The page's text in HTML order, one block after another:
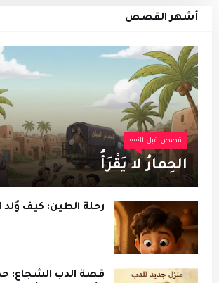
أشهر القصص
قصص قبل النوم
الحِمارُ لا يَقْرَأُ
رحلة الطين: كيف وُلد
قصة الدب الشجاع: